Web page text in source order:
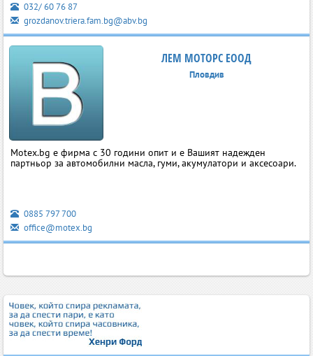
032/ 60 76 87
grozdanov.triera.fam.bg@abv.bg
ЛЕМ МОТОРС ЕООД
Пловдив
Motex.bg е фирма с 30 години опит и е Вашият надежден
партньор за автомобилни масла, гуми, акумулатори и аксесоари.
0885 797 700
office@motex.bg